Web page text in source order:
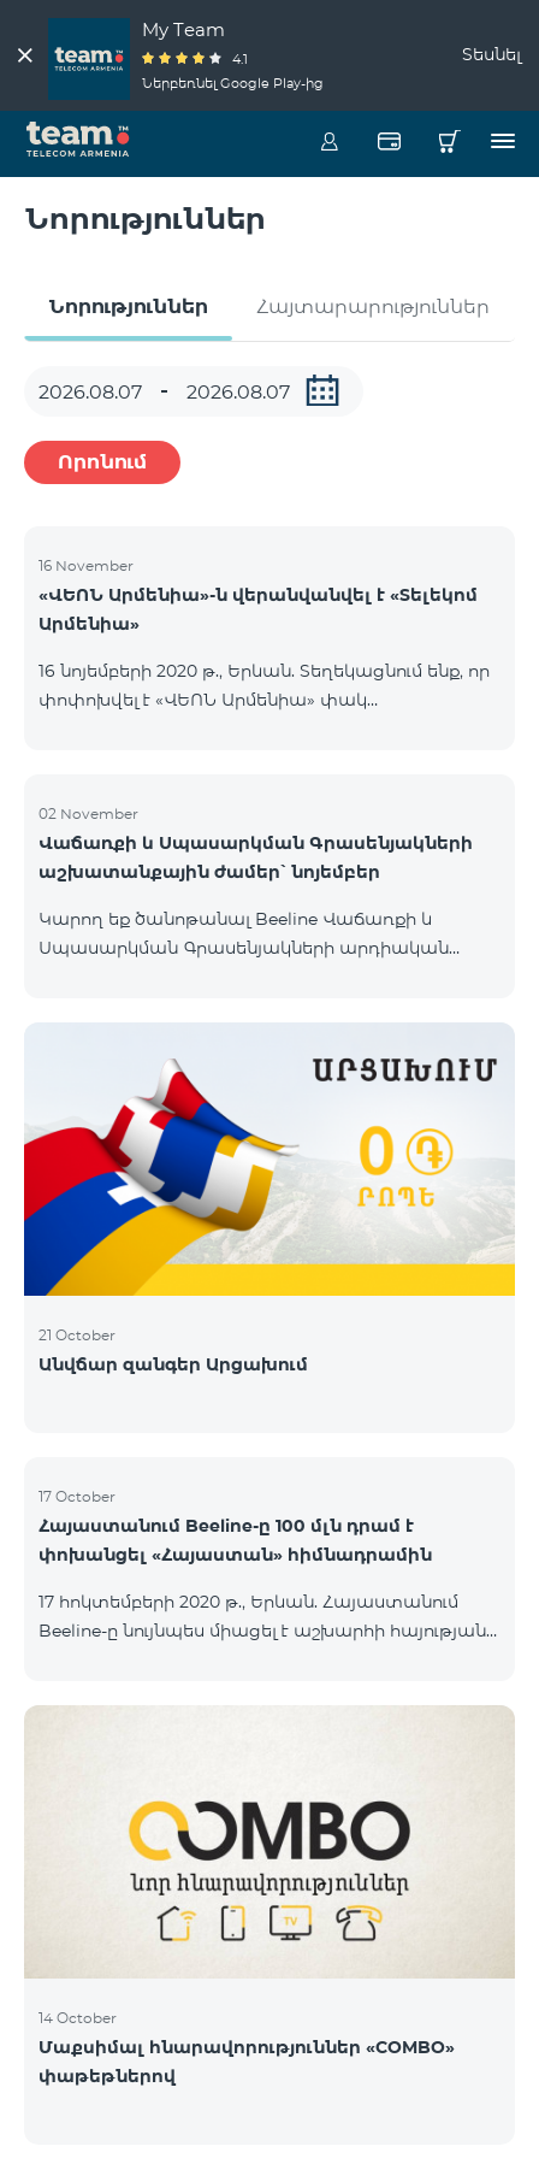
My Team
4.1
Ներբեռնել Google Play-ից
Տեսնել
Նորություններ
Նորություններ Հայտարարություններ
Որոնում
16 November
«ՎԵՈՆ Արմենիա»-ն վերանվանվել է «Տելեկոմ
Արմենիա»
16 նոյեմբերի 2020 թ., Երևան. Տեղեկացնում ենք, որ
փոփոխվել է «ՎԵՈՆ Արմենիա» փակ
ընկերություն։ Անվանափոխությունը պետական
գրանցում է ստացել 2020 թ. նոյեմբերի 16-ին։
Կատարված փոփոխությունը որևէ կերպ չի
պարտավորությունների և ծառայությունների
մատուցման վրա, որոնք շարունակելու են
հայտնում ենք, որ կազմակերպությունը դ
02 November
Վաճառքի և Սպասարկման Գրասենյակների
աշխատանքային ժամեր՝ նոյեմբեր
Կարող եք ծանոթանալ Beeline Վաճառքի և
Սպասարկման Գրասենյակների արդիական
21 October
Անվճար զանգեր Արցախում
17 October
Հայաստանում Beeline-ը 100 մլն դրամ է
փոխանցել «Հայաստան» հիմնադրամին
17 հոկտեմբերի 2020 թ., Երևան. Հայաստանում
Beeline-ը նույնպես միացել է աշխարհի հայության
օգտվել «BeeFree 1900» փաթեթից և իջեցրել է
ռոումինգի արժեքն Արցախում մինչև 5 դրամ։
«Պատերազմի առաջին իսկ օրվանից մենք՝
որպես կապի օպերատոր և որպես
հայաստանցիներ, փորձում ենք մաքսիմալ
14 October
Մաքսիմալ հնարավորություններ «COMBO»
փաթեթներով